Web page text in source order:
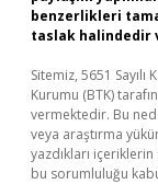
benzerlikleri
taslak halindedir
Sitemiz, 5651
Kurumu (BTK)
vermektedir. Bu
veya araştırma
yazdıkları
bu sorumluluğu